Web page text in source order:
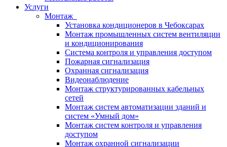
Услуги
Монтаж
Установка кондиционеров в Чебоксарах
Монтаж промышленных систем вентиляции
и кондиционирования
Система контроля и управления доступом
Пожарная сигнализация
Охранная сигнализация
Видеонаблюдение
Монтаж структурированных кабельных
сетей
Монтаж систем автоматизации зданий и
систем «Умный дом»
Монтаж систем контроля и управления
доступом
Монтаж охранной сигнализации